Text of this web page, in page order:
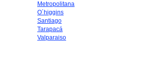
Metropolitana
O´higgins
Santiago
Tarapacá
Valparaiso